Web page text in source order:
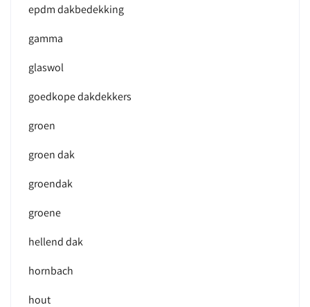
epdm dakbedekking
gamma
glaswol
goedkope dakdekkers
groen
groen dak
groendak
groene
hellend dak
hornbach
hout